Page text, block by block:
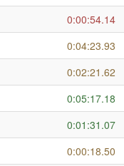
0:00:54.14
0:04:23.93
0:02:21.62
0:05:17.18
0:01:31.07
0:00:18.50